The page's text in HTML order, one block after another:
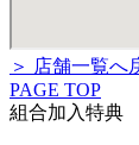
＞ 店舗一覧へ
PAGE TOP
組合加入特典